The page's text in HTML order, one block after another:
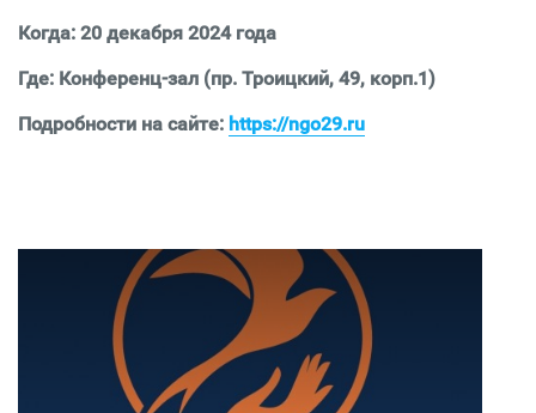
Когда: 20 декабря 2024 года
Где: Конференц-зал (пр. Троицкий, 49, корп.1)
Подробности на сайте: https://ngo29.ru